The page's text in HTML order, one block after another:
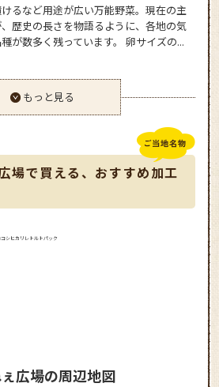
るなど用途が広い万能野菜。現在の主
歴史の長さを物語るように、各地の気
が数多く残っています。 卵サイズの...
もっと見る
場で買える、おすすめ加工
シヒカリレトルトパック
広場の周辺地図